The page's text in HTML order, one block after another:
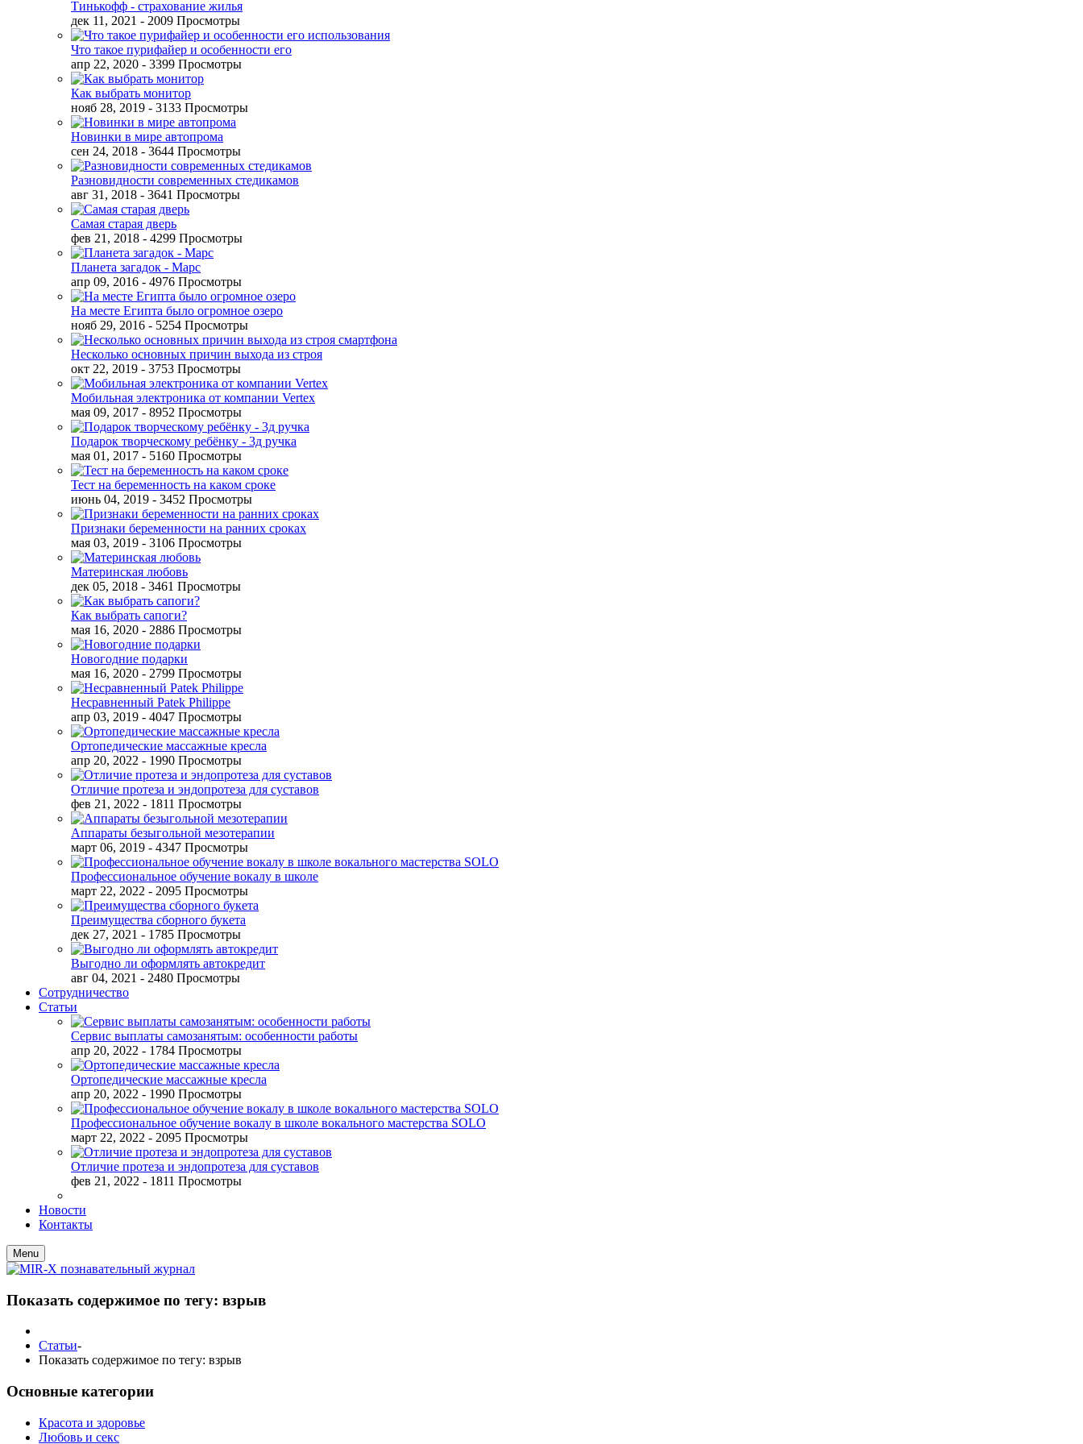
Тинькофф - страхование жилья
дек 11, 2021 - 2009 Просмотры
Что такое пурифайер и особенности его
апр 22, 2020 - 3399 Просмотры
Как выбрать монитор
нояб 28, 2019 - 3133 Просмотры
Новинки в мире автопрома
сен 24, 2018 - 3644 Просмотры
Разновидности современных стедикамов
авг 31, 2018 - 3641 Просмотры
Самая старая дверь
фев 21, 2018 - 4299 Просмотры
Планета загадок - Марс
апр 09, 2016 - 4976 Просмотры
На месте Египта было огромное озеро
нояб 29, 2016 - 5254 Просмотры
Несколько основных причин выхода из строя
окт 22, 2019 - 3753 Просмотры
Мобильная электроника от компании Vertex
мая 09, 2017 - 8952 Просмотры
Подарок творческому ребёнку - 3д ручка
мая 01, 2017 - 5160 Просмотры
Тест на беременность на каком сроке
июнь 04, 2019 - 3452 Просмотры
Признаки беременности на ранних сроках
мая 03, 2019 - 3106 Просмотры
Материнская любовь
дек 05, 2018 - 3461 Просмотры
Как выбрать сапоги?
мая 16, 2020 - 2886 Просмотры
Новогодние подарки
мая 16, 2020 - 2799 Просмотры
Несравненный Patek Philippe
апр 03, 2019 - 4047 Просмотры
Ортопедические массажные кресла
апр 20, 2022 - 1990 Просмотры
Отличие протеза и эндопротеза для суставов
фев 21, 2022 - 1811 Просмотры
Аппараты безыгольной мезотерапии
март 06, 2019 - 4347 Просмотры
Профессиональное обучение вокалу в школе
март 22, 2022 - 2095 Просмотры
Преимущества сборного букета
дек 27, 2021 - 1785 Просмотры
Выгодно ли оформлять автокредит
авг 04, 2021 - 2480 Просмотры
Сотрудничество
Статьи
Сервис выплаты самозанятым: особенности работы
апр 20, 2022 - 1784 Просмотры
Ортопедические массажные кресла
апр 20, 2022 - 1990 Просмотры
Профессиональное обучение вокалу в школе вокального мастерства SOLO
март 22, 2022 - 2095 Просмотры
Отличие протеза и эндопротеза для суставов
фев 21, 2022 - 1811 Просмотры
Новости
Контакты
Menu
Показать содержимое по тегу: взрыв
Статьи-
Показать содержимое по тегу: взрыв
Основные категории
Красота и здоровье
Любовь и секс